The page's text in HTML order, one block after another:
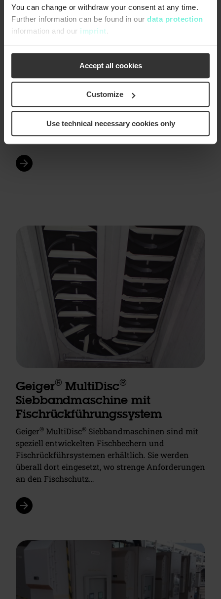
You can change or withdraw your consent at any time.
Further information can be found in our data protection
information and our imprint.
Accept all cookies
Customize
Use technical necessary cookies only
MultiDisc®
fallen in die Kategorie Siebbandmaschinen/
Feinsiebung (10mm bis 200 µm Maschenweite)
und wurden weltweit bereits in über 200 Kanälen
eingebaut. Geiger®…
arrow_forward
Geiger® MultiDisc®
Siebbandmaschine mit
Fischrückführungssystem
Geiger® MultiDisc® Siebbandmaschinen sind mit
speziell entwickelten Fischbechern und
Fischrückführsystemen erhältlich. Sie werden
überall dort eingesetzt, wo strenge Anforderungen
an den Fischschutz…
arrow_forward